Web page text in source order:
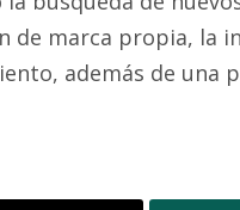
de marca propia, la
además de una